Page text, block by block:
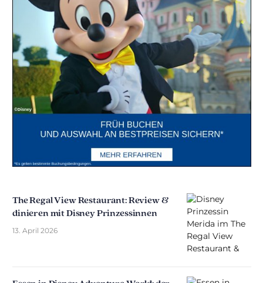
The Regal View Restaurant: Review &
dinieren mit Disney Prinzessinnen
13. April 2026